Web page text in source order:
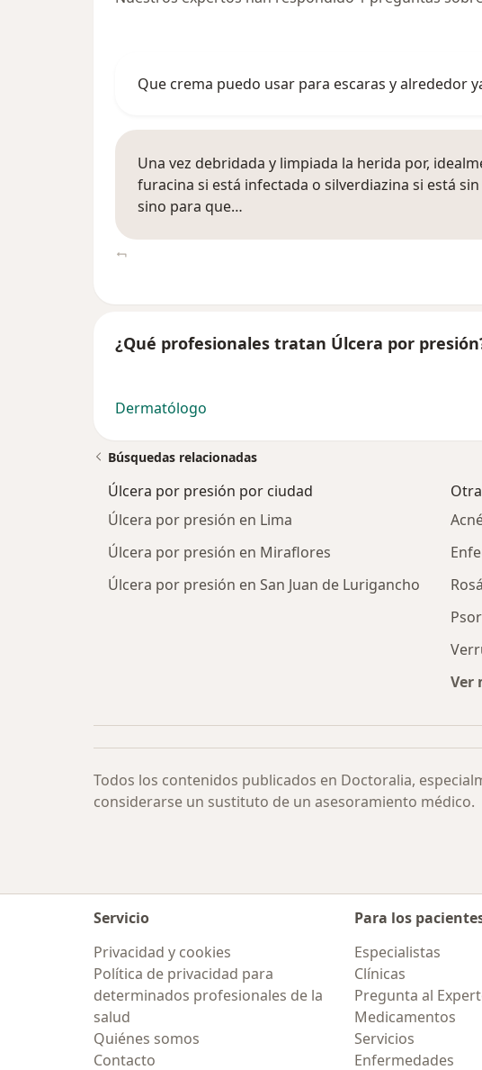
Que crema puedo usar para escaras y alrededor
Una vez debridada y limpiada la herida por,
furacina si está infectada o silverdiazina si está
sino para que…
¿Qué profesionales tratan Úlcera por
Dermatólogo
Búsquedas relacionadas
Úlcera por presión por ciudad
Úlcera por presión en Lima
Úlcera por presión en Miraflores
Úlcera por presión en San Juan de Lurigancho
Ver
Todos los contenidos publicados en Doctoralia,
considerarse un sustituto de un asesoramiento médico.
Servicio
Privacidad y cookies
Política de privacidad para
determinados profesionales de la
salud
Quiénes somos
Contacto
Para los
Especialistas
Clínicas
Pregunta al
Medicamentos
Servicios
Enfermedades